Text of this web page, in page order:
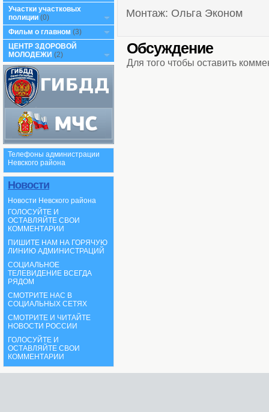
Участки участковых
полиции (0)
Фильм о главном (3)
ЦЕНТР ЗДОРОВОЙ
МОЛОДЕЖИ (2)
Телефоны администрации
Невского района
Новости
Новости Невского района
ГОЛОСУЙТЕ И
ОСТАВЛЯЙТЕ СВОИ
КОММЕНТАРИИ
ПИШИТЕ НАМ НА ГОРЯЧУЮ
ЛИНИЮ АДМИНИСТРАЦИЙ
СОЦИАЛЬНОЕ
ТЕЛЕВИДЕНИЕ ВСЕГДА
РЯДОМ
СМОТРИТЕ НАС В
СОЦИАЛЬНЫХ СЕТЯХ
СМОТРИТЕ И ЧИТАЙТЕ
НОВОСТИ РОССИИ
ГОЛОСУЙТЕ И
ОСТАВЛЯЙТЕ СВОИ
КОММЕНТАРИИ
Монтаж: Ольга Эконом
Обсуждение
Для того чтобы оставить